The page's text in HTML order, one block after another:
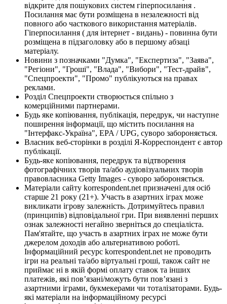
відкрите для пошукових систем гіперпосилання .
Посилання має бути розміщена в незалежності від
повного або часткового використання матеріалів.
Гіперпосилання ( для інтернет - видань) - повинна бути
розміщена в підзаголовку або в першому абзаці
матеріалу.
Новини з позначками "Думка", "Експертиза", "Заява",
"Регіони", "Гроші", "Влада", "Вибори", "Тест-драйв",
"Спецпроекти", "Промо" публікуються на правах
реклами.
Розділ Спецпроекти створюється спільно з
комерційними партнерами.
Будь яке копіювання, публікація, передрук, чи наступне
поширення інформації, що містить посилання на
"Інтерфакс-Україна", EPA / UPG, суворо забороняється.
Власник веб-сторінки в розділі Я-Корреспондент є автор
публікації.
Будь-яке копіювання, передрук та відтворення
фотографічних творів та/або аудіовізуальних творів
правовласника Getty Images - суворо забороняється.
Матеріали сайту korrespondent.net призначені для осіб
старше 21 року (21+). Участь в азартних іграх може
викликати ігрову залежність. Дотримуйтесь правил
(принципів) відповідальної гри. При виявленні перших
ознак залежності негайно зверніться до спеціаліста.
Пам'ятайте, що участь в азартних іграх не може бути
джерелом доходів або альтернативою роботі.
Інформаційний ресурс korrespondent.net не проводить
ігри на реальні та/або віртуальні гроші, також сайт не
приймає ні в якій формі оплату ставок та інших
платежів, які пов’язані/можуть бути пов’язані з
азартними іграми, букмекерами чи тоталізаторами. Будь-
які матеріали на інформаційному ресурсі